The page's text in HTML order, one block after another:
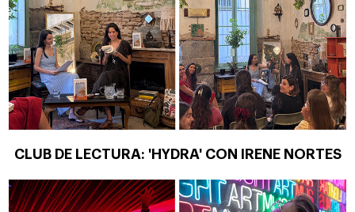
CLUB DE LECTURA: 'HYDRA' CON IRENE NORTES